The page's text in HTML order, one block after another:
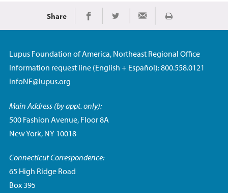
Share Share on Facebook
Share on TwitterShare via EmailImprimir
Lupus Foundation of America, Northeast Regional Office
Information request line (English + Español): 800.558.0121
infoNE@lupus.org
Main Address (by appt. only):
500 Fashion Avenue, Floor 8A
New York, NY 10018
Connecticut Correspondence:
65 High Ridge Road
Box 395